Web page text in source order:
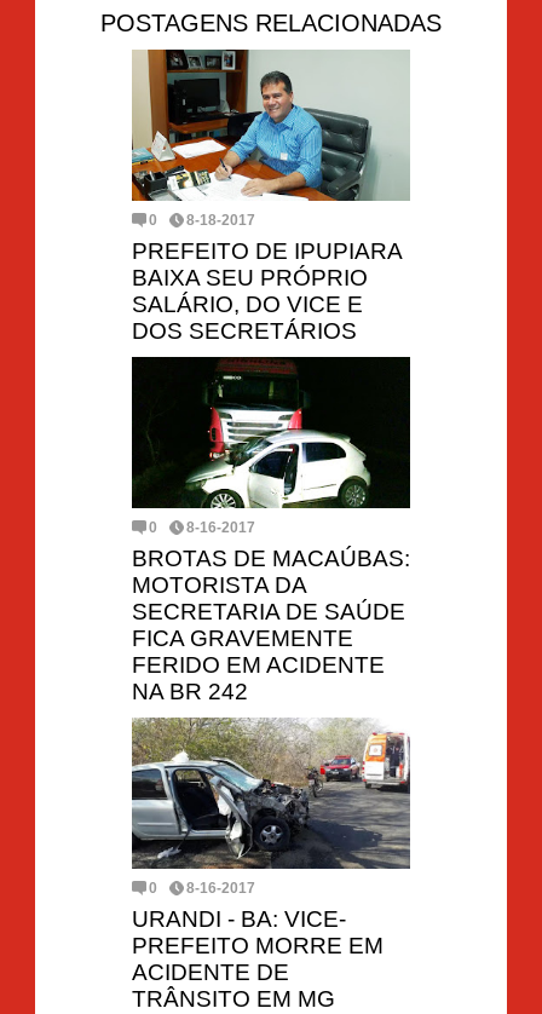
POSTAGENS RELACIONADAS
0 8-18-2017
PREFEITO DE IPUPIARA
BAIXA SEU PRÓPRIO
SALÁRIO, DO VICE E
DOS SECRETÁRIOS
0 8-16-2017
BROTAS DE MACAÚBAS:
MOTORISTA DA
SECRETARIA DE SAÚDE
FICA GRAVEMENTE
FERIDO EM ACIDENTE
NA BR 242
0 8-16-2017
URANDI - BA: VICE-
PREFEITO MORRE EM
ACIDENTE DE
TRÂNSITO EM MG